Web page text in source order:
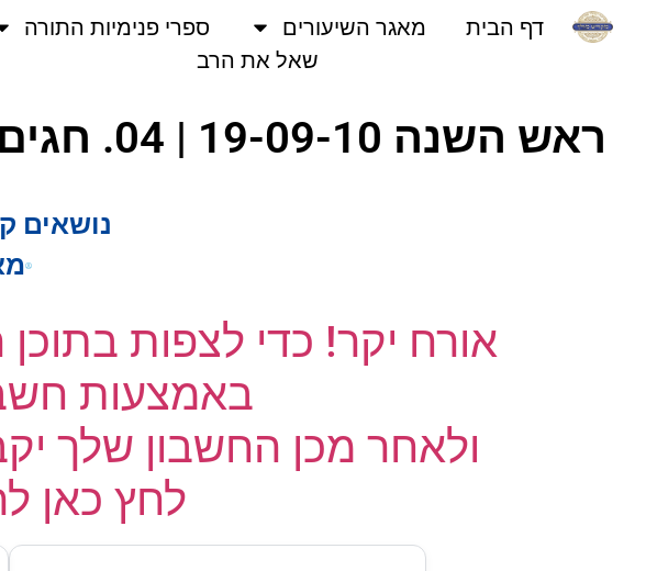
דף הבית מאגר השיעורים ספרי פנימיות התורה
שאל את הרב
נושאים
אורח יקר! כדי לצפות
באמצעות
ולאחר מכן החשבון שלך
לחץ כאן